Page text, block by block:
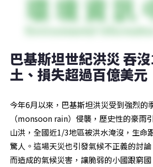
巴基斯坦世紀洪災 吞
土、損失超過百億美元
今年6月以來，巴基斯坦洪災受到強烈的
（monsoon rain）侵襲，歷史性的豪雨
山洪，全國近1/3地區被洪水淹沒，生命
驚人。這場天災也引發氣候不正義的討
而造成的氣候災害，讓脆弱的小國跟窮